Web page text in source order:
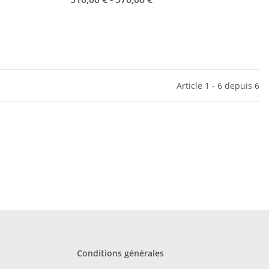
Article 1 - 6 depuis 6
Conditions générales